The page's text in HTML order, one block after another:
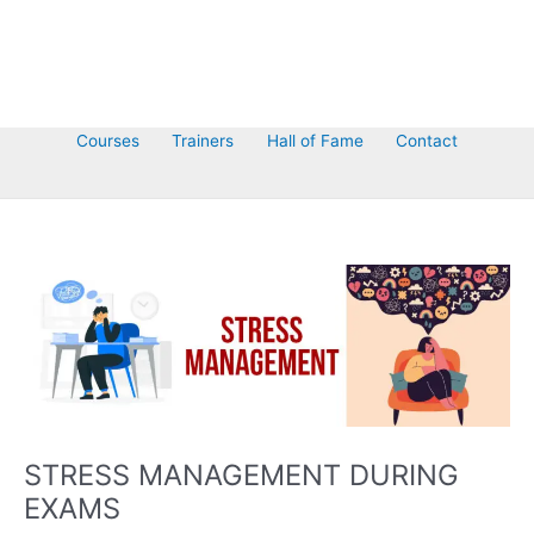
Courses Trainers Hall of Fame Contact
STRESS MANAGEMENT DURING
EXAMS